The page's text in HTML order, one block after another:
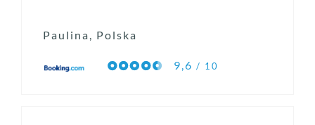
Paulina, Polska
9,6 / 10